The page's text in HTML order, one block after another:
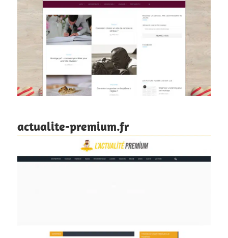
actualite-premium.fr